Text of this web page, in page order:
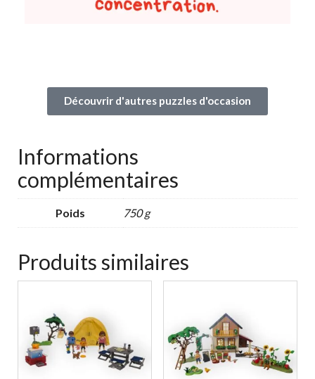
Découvrir d'autres puzzles d'occasion
Informations
complémentaires
Poids 750 g
Produits similaires